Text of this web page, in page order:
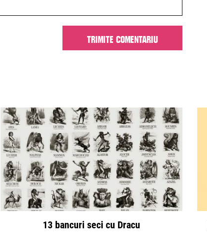
13 bancuri seci cu Dracu